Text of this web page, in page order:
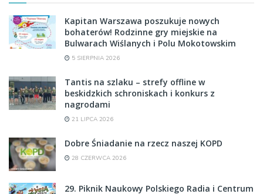
Kapitan Warszawa poszukuje nowych
bohaterów! Rodzinne gry miejskie na
Bulwarach Wiślanych i Polu Mokotowskim
5 SIERPNIA 2026
Tantis na szlaku – strefy offline w
beskidzkich schroniskach i konkurs z
nagrodami
21 LIPCA 2026
Dobre Śniadanie na rzecz naszej KOPD
28 CZERWCA 2026
29. Piknik Naukowy Polskiego Radia i Centrum